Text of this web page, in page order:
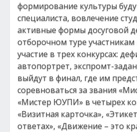
формирование культуры
специалиста, вовлечение
активные формы досуговой
отборочном туре участникам
участие в трех конкурсах:
автопортрет, экспромт-
выйдут в финал, где им
соревноваться за звания
«Мистер ЮУПИ» в четырех
«Визитная карточка»,
ответах», «Движение – это